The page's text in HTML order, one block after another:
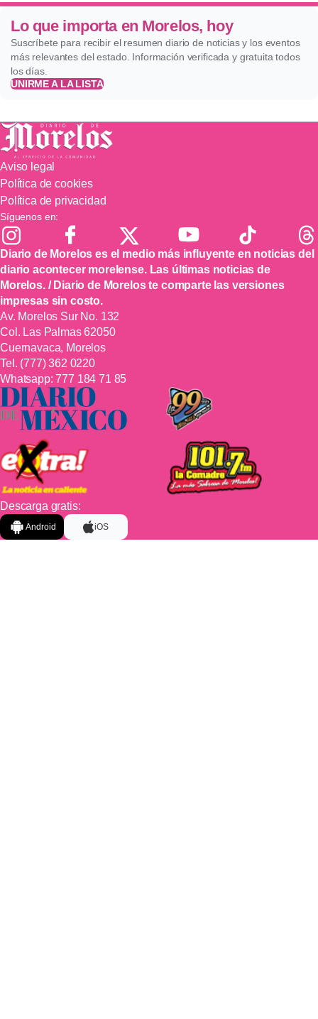
Lo que importa en Morelos, hoy
Suscríbete para recibir el resumen diario de noticias y los eventos
más relevantes del estado. Información verificada y gratuita todos
los días.
UNIRME A LA LISTA
Aviso legal
Política de cookies
Política de privacidad
Síguenos en:
Diario de Morelos es el medio más influyente en noticias del
diario acontecer morelense. Las últimas noticias de
Morelos. / Diario de Morelos te comparte las versiones
impresas sin costo.
Av. Morelos Sur No. 132
Col. Las Palmas 62050
Cuernavaca, Morelos
Tel. (777) 362 0220
Whatsapp:777 184 71 85
Descarga gratis:
Android iOS